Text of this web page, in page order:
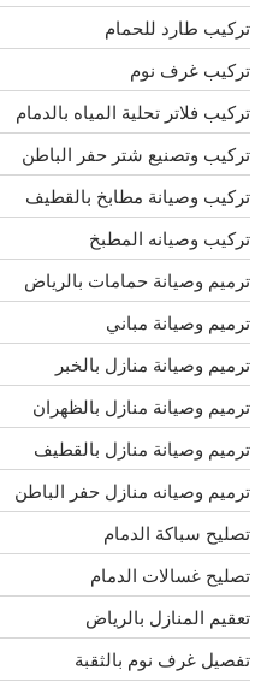
تركيب طارد للحمام
تركيب غرف نوم
تركيب فلاتر تحلية المياه بالدمام
تركيب وتصنيع شتر حفر الباطن
تركيب وصيانة مطابخ بالقطيف
تركيب وصيانه المطبخ
ترميم وصيانة حمامات بالرياض
ترميم وصيانة مباني
ترميم وصيانة منازل بالخبر
ترميم وصيانة منازل بالظهران
ترميم وصيانة منازل بالقطيف
ترميم وصيانه منازل حفر الباطن
تصليح سباكة الدمام
تصليح غسالات الدمام
تعقيم المنازل بالرياض
تفصيل غرف نوم بالثقبة